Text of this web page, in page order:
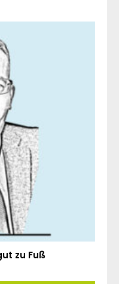
zu Fuß